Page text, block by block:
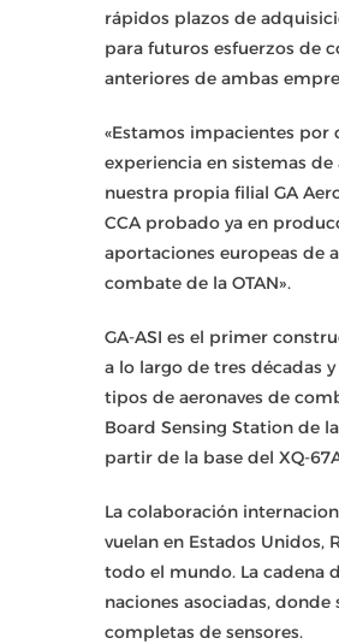
rápidos plazos de
para futuros esfuerzos de
anteriores de ambas
«Estamos impacientes por
experiencia en sistemas
nuestra propia filial GA
CCA probado ya en
aportaciones europeas de
combate de la OTAN».
GA-ASI es el primer
a lo largo de tres décadas
tipos de aeronaves de
Board Sensing Station de
partir de la base del XQ-
La colaboración
vuelan en Estados Unidos,
todo el mundo. La cadena
naciones asociadas,
completas de sensores.